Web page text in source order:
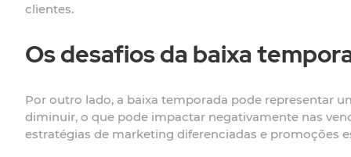
clientes.
Os desafios da baixa
Por outro lado, a baixa temporada pode representar
diminuir, o que pode impactar negativamente nas
estratégias de marketing diferenciadas e promoções